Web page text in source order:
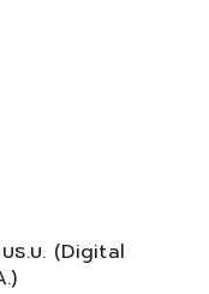
บธ.บ. (Digital